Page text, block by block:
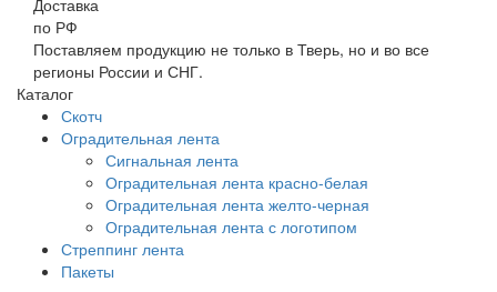
Доставка
по РФ
Поставляем продукцию не только в Тверь, но и во все
регионы России и СНГ.
Каталог
Скотч
Оградительная лента
Сигнальная лента
Оградительная лента красно-белая
Оградительная лента желто-черная
Оградительная лента с логотипом
Стреппинг лента
Пакеты